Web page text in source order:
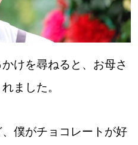
けを尋ねると、お母さ
ました。
、僕がチョコレートが好